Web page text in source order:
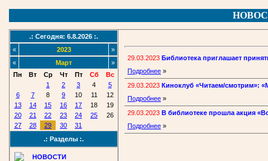
.: Сегодня: 6.8.2026 :.
«
2023
»
«
Март
»
Пн
Вт Ср Чт Пт Сб
Вс
1
2 3 4
5
6
7 8 9 10 11
12
13
14 15 16 17 18
19
20
21 22 23 24 25
26
27
28 29 30
31
.: Разделы :.
НОВОСТИ
29.03.2023 Библиотека приглашает
Подробнее »
29.03.2023 Киноклуб «Читаем/смотрим»:
Подробнее »
29.03.2023 В библиотеке прошла акция
Подробнее »